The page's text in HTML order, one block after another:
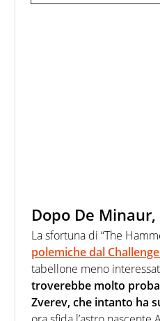
Dopo De
La sfortuna di “The
polemiche dal
tabellone meno
troverebbe molto
Zverev, che intanto ha